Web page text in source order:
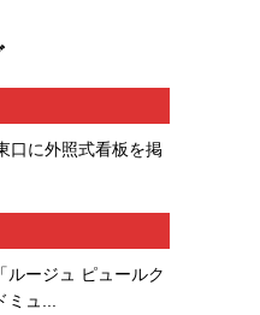
口に外照式看板を掲
ルージュ ピュールク
ュ...